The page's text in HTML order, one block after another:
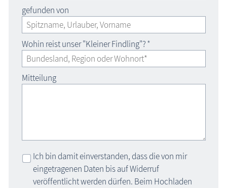
gefunden von
Wohin reist unser "Kleiner Findling"?*
Mitteilung
Ich bin damit einverstanden, dass die von mir
eingetragenen Daten bis auf Widerruf
veröffentlicht werden dürfen. Beim Hochladen